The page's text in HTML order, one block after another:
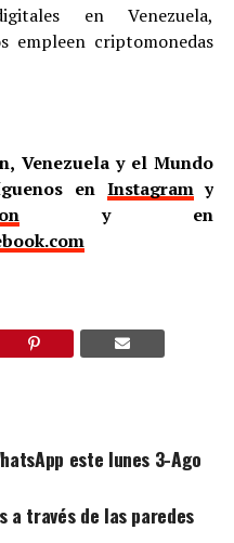
en Venezuela,
empleen criptomonedas
Venezuela y el Mundo
en Instagramy
y en
este lunes 3-Ago
a través de las paredes